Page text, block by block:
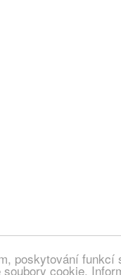
poskytování
cookie.